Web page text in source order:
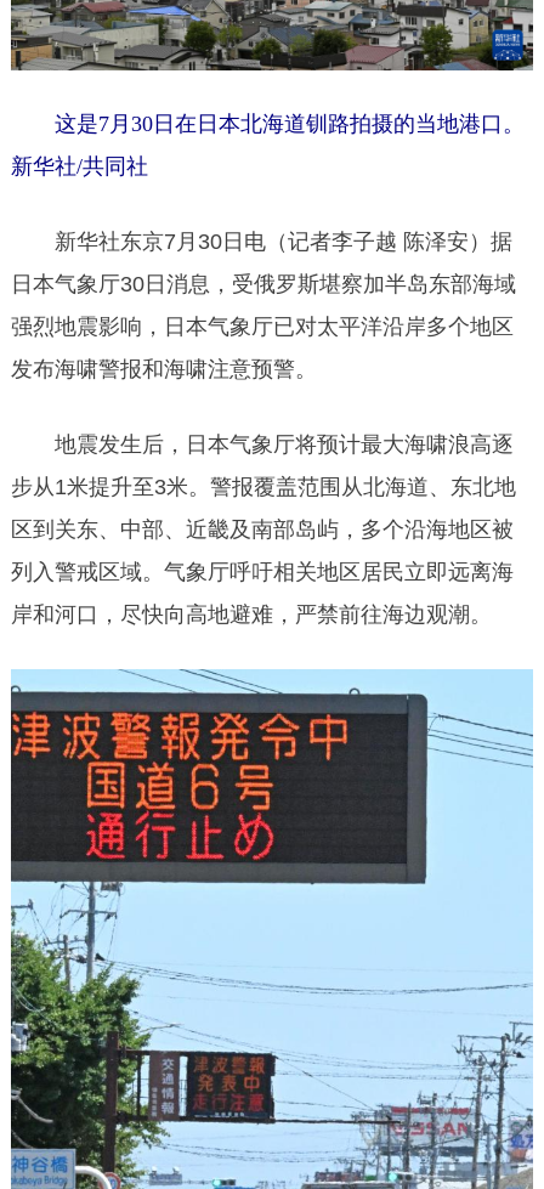
这是7月30日在日本北海道钏路拍摄的当地港口。
新华社/共同社
新华社东京7月30日电（记者李子越 陈泽安）据
日本气象厅30日消息，受俄罗斯堪察加半岛东部海域
强烈地震影响，日本气象厅已对太平洋沿岸多个地区
发布海啸警报和海啸注意预警。
地震发生后，日本气象厅将预计最大海啸浪高逐
步从1米提升至3米。警报覆盖范围从北海道、东北地
区到关东、中部、近畿及南部岛屿，多个沿海地区被
列入警戒区域。气象厅呼吁相关地区居民立即远离海
岸和河口，尽快向高地避难，严禁前往海边观潮。